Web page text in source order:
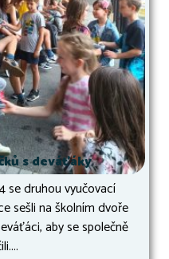
s deváťáky
se druhou vyučovací
sešli na školním dvoře
aby se společně